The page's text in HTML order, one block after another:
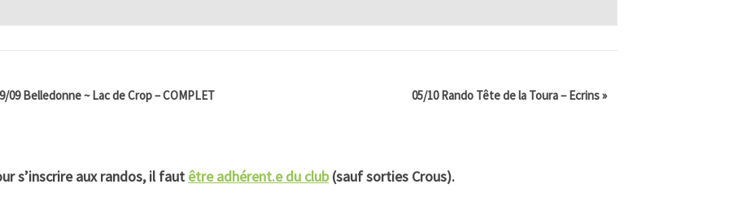
09 Belledonne ~ Lac de Crop – COMPLET 05/10 Rando Tête de la Toura – Ecrins»
s’inscrire aux randos, il faut être adhérent.e du club(sauf sorties Crous).